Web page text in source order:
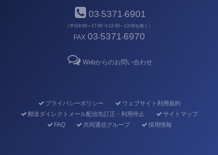
03-5371-6901
（平日9:00～17:00 ※12:00～13:00を除く）
FAX 03-5371-6970
Webからのお問い合わせ
プライバシーポリシー
ウェブサイト利用規約
郵送ダイレクトメール配信先訂正・利用停止
サイトマップ
FAQ
共同通信グループ 採用情報